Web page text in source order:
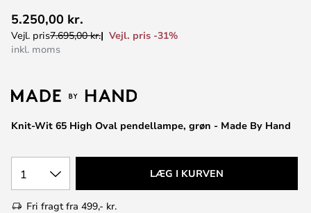
til
starten
Knit-Wit 65 High Oval pendellampe, grøn - Made By Hand
5.250,00 kr.
Vejl. pris7.695,00 kr.
Vejl. pris -31%
inkl. moms
1 LÆG I KURVEN
Fri fragt fra 499,- kr.